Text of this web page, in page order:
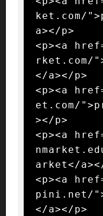
ket.com/
a></p>
<p><a
rket.com/
</a></p>
<p><a
et.com/
></p>
<p><a
arket</
<p><a
pini.net/
</a></p>